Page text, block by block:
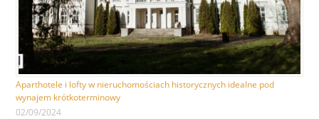
Aparthotele i lofty w nieruchomościach historycznych idealne pod
wynajem krótkoterminowy
02/09/2024